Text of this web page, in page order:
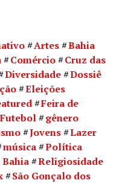
Artes
Bahia
Comércio
Cruz das
Diversidade
Dossiê
Eleições
Feira de
Futebol
gênero
Jovens
Lazer
música
Política
Bahia
Religiosidade
São Gonçalo dos